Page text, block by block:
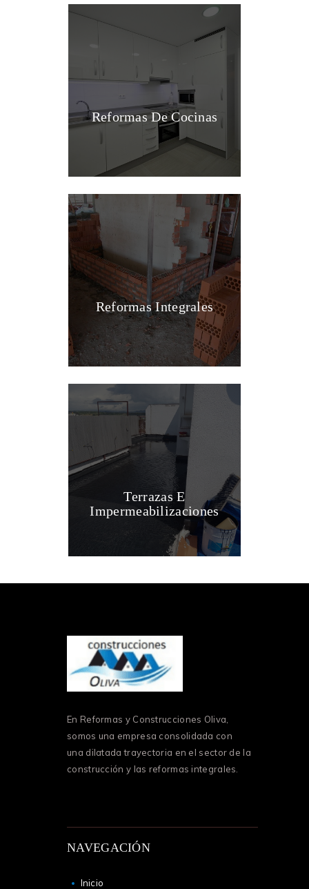
Reformas De Cocinas
Reformas Integrales
Terrazas E
Impermeabilizaciones
En Reformas y Construcciones Oliva,
somos una empresa consolidada con
una dilatada trayectoria en el sector de la
construcción y las reformas integrales.
NAVEGACIÓN
Inicio